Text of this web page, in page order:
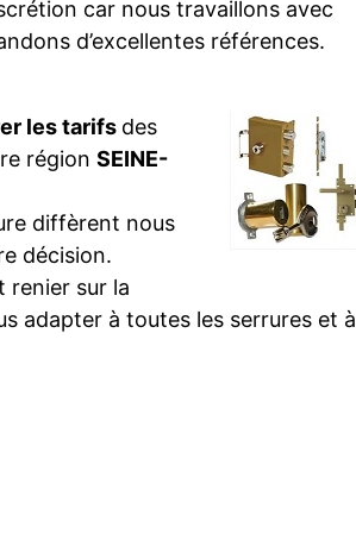
car nous travaillons avec
d’excellentes références.
les tarifs des
région SEINE-
diffèrent nous
décision.
renier sur la
adapter à toutes les serrures et à